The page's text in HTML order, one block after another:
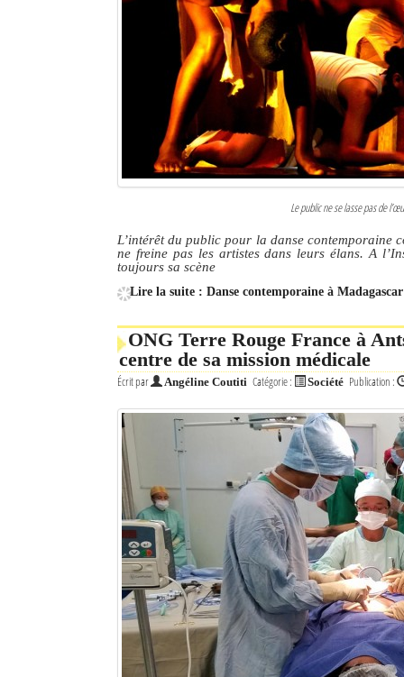
Le public ne se lasse pas de
L’intérêt du public pour la danse contemporaine
ne freine pas les artistes dans leurs élans. A
toujours sa scène
Lire la suite : Danse contemporaine à
ONG Terre Rouge France à
centre de sa mission médicale
Écrit par Angéline Coutiti Catégorie : Société Publication :